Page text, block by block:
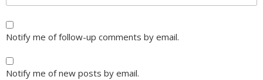
Notify me of follow-up comments by email.
Notify me of new posts by email.